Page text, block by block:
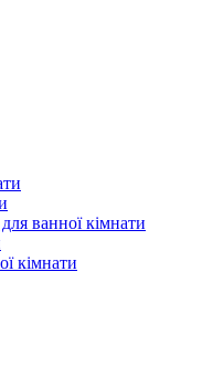
ванної кімнати
кімнати